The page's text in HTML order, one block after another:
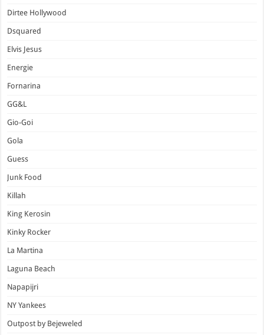
Dirtee Hollywood
Dsquared
Elvis Jesus
Energie
Fornarina
GG&L
Gio-Goi
Gola
Guess
Junk Food
Killah
King Kerosin
Kinky Rocker
La Martina
Laguna Beach
Napapijri
NY Yankees
Outpost by Bejeweled